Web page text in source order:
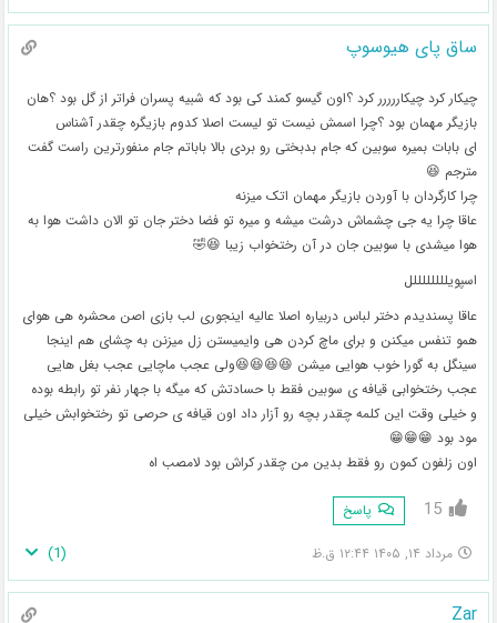
ساق پای هیوسوپ
چیکار کرد چیکاررررر کرد ؟اون گیسو کمند کی بود که شبیه پسران فراتر از گل بود ؟هان
بازیگر مهمان بود ؟چرا اسمش نیست تو لیست اصلا کدوم بازیگره چقدر آشناس
ای بابات بمیره سوبین که جام بدبختی رو بردی بالا باباتم جام منفورترین راست گفت
مترجم 😆
چرا کارگردان با آوردن بازیگر مهمان اتک میزنه
عاقا چرا یه جی چشماش درشت میشه و میره تو فضا دختر جان تو الان داشت هوا به
هوا میشدی با سوبین جان در آن رختخواب زیبا 😆🤣
اسپویللللللللل
عاقا پسندیدم دختر لباس دربیاره اصلا عالیه اینجوری لب بازی اصن محشره هی هوای
همو تنفس میکنن و برای ماچ کردن هی وایمیستن زل میزنن به چشای هم اینجا
سینگل به گورا خوب هوایی میشن 😆😆😆😆ولی عجب ماچایی عجب بغل هایی
عجب رختخوابی قیافه ی سوبین فقط با حسادتش که میگه با جهار نفر تو رابطه بوده
و خیلی وقت این کلمه چقدر بچه رو آزار داد اون قیافه ی حرصی تو رختخوابش خیلی
مود بود 😁😁😁
اون زلفون کمون رو فقط بدین من چقدر کراش بود لامصب اه
15 پاسخ
مرداد ۱۴, ۱۴۰۵ ۱۲:۴۴ ق.ظ (
1
)
Zar